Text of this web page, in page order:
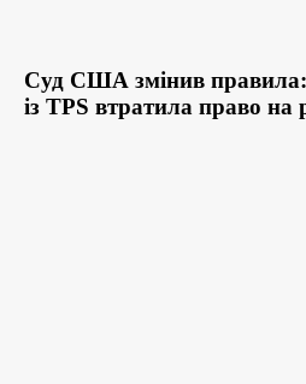
Суд США змінив правила:
із TPS втратила право на